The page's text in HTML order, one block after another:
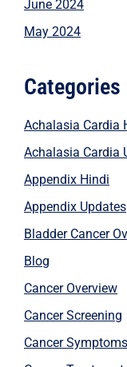
June 2024
May 2024
Categories
Achalasia Cardia
Achalasia Cardia
Appendix Hindi
Appendix Updates
Bladder Cancer
Blog
Cancer Overview
Cancer Screening
Cancer Symptoms